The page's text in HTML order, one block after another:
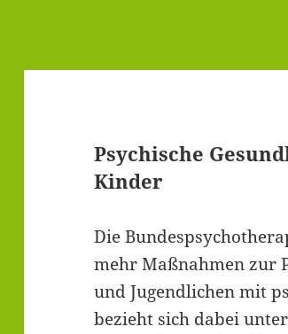
Psychische
Kinder
Die
mehr Maßnahmen zur
und Jugendlichen mit
bezieht sich dabei